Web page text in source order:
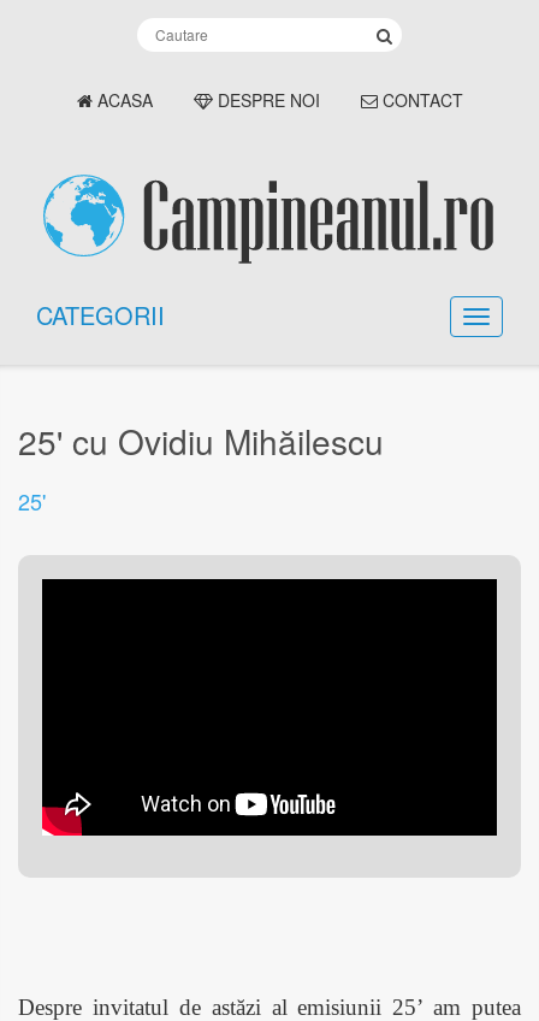
ACASA DESPRE NOI CONTACT
CATEGORII
25' cu Ovidiu Mihăilescu
25'
Despre invitatul de astăzi al emisiunii 25’ am putea